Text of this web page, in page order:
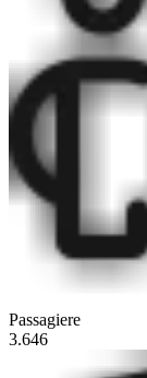
Passagiere
3.646